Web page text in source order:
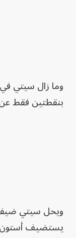
وما زال سيتي
بنقطتين فقط
ويحل سيتي ضيفاً
يستضيف أستون